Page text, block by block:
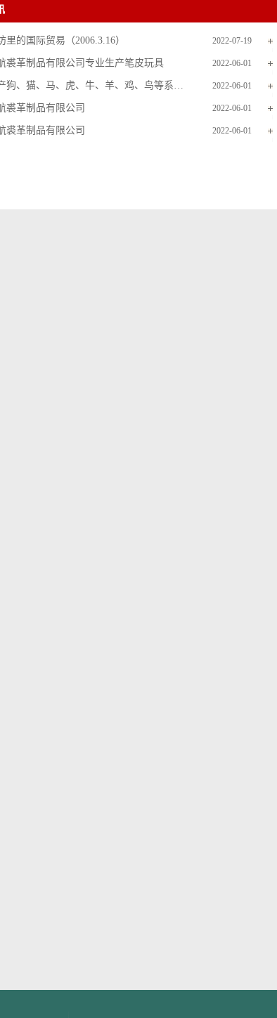
2022-07-19
里的国际贸易（2006.3.16）
2022-06-01
裘革制品有限公司专业生产笔皮玩具
2022-06-01
主要生产狗、猫、马、虎、牛、羊、鸡、鸟等系列毛皮玩具
2022-06-01
裘革制品有限公司
2022-06-01
裘革制品有限公司